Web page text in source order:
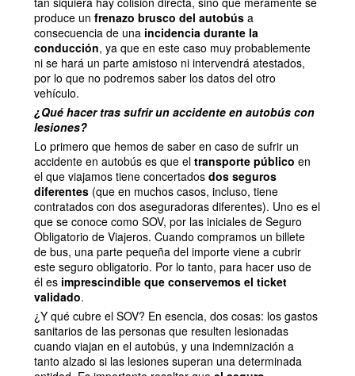
produce un frenazo brusco del autobús a
consecuencia de una incidencia durante la
conducción, ya que en este caso muy probablemente
ni se hará un parte amistoso ni intervendrá atestados,
por lo que no podremos saber los datos del otro
vehículo.
¿Qué hacer tras sufrir un accidente en autobús con
lesiones?
Lo primero que hemos de saber en caso de sufrir un
accidente en autobús es que el transporte público en
el que viajamos tiene concertadosdos seguros
diferentes (que en muchos casos, incluso, tiene
contratados con dos aseguradoras diferentes). Uno es el
que se conoce como SOV, por las iniciales de Seguro
Obligatorio de Viajeros. Cuando compramos un billete
de bus, una parte pequeña del importe viene a cubrir
este seguro obligatorio. Por lo tanto, para hacer uso de
él es imprescindible que conservemos el ticket
validado.
¿Y qué cubre el SOV? En esencia, dos cosas: los gastos
sanitarios de las personas que resulten lesionadas
cuando viajan en el autobús, y una indemnización a
tanto alzado si las lesiones superan una determinada